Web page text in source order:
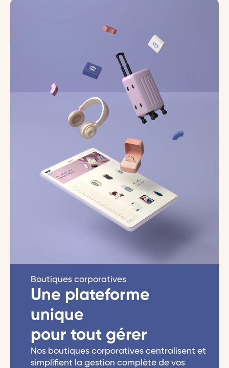
Boutiques corporatives
Une plateforme
unique
pour tout gérer
Nos boutiques corporatives centralisent et
simplifient la gestion complète de vos